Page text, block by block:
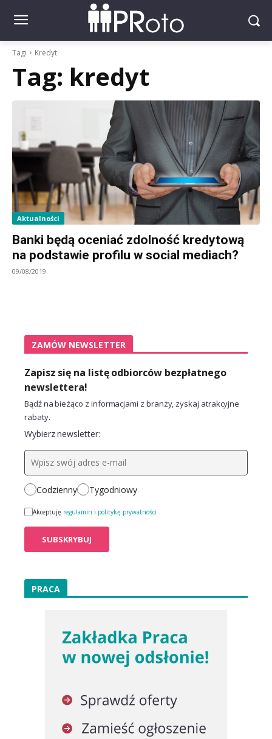
Tagi Kredyt
Tag: kredyt
Aktualności
Banki będą oceniać zdolność kredytową
na podstawie profilu w social mediach?
09/08/2019
ZAMÓW NEWSLETTER
Zapisz się na listę odbiorców bezpłatnego
newslettera!
Bądź na bieżąco z informacjami z branży, zyskaj atrakcyjne
rabaty.
Wybierz newsletter:
Codzienny Tygodniowy
Akceptuję regulamin i politykę prywatności
PRACA